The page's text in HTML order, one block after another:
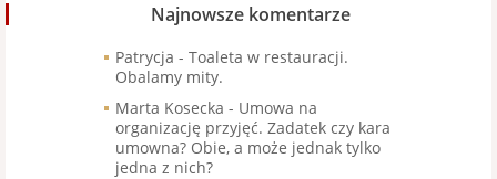
Najnowsze komentarze
Patrycja - Toaleta w restauracji.
Obalamy mity.
Marta Kosecka - Umowa na
organizację przyjęć. Zadatek czy kara
umowna? Obie, a może jednak tylko
jedna z nich?